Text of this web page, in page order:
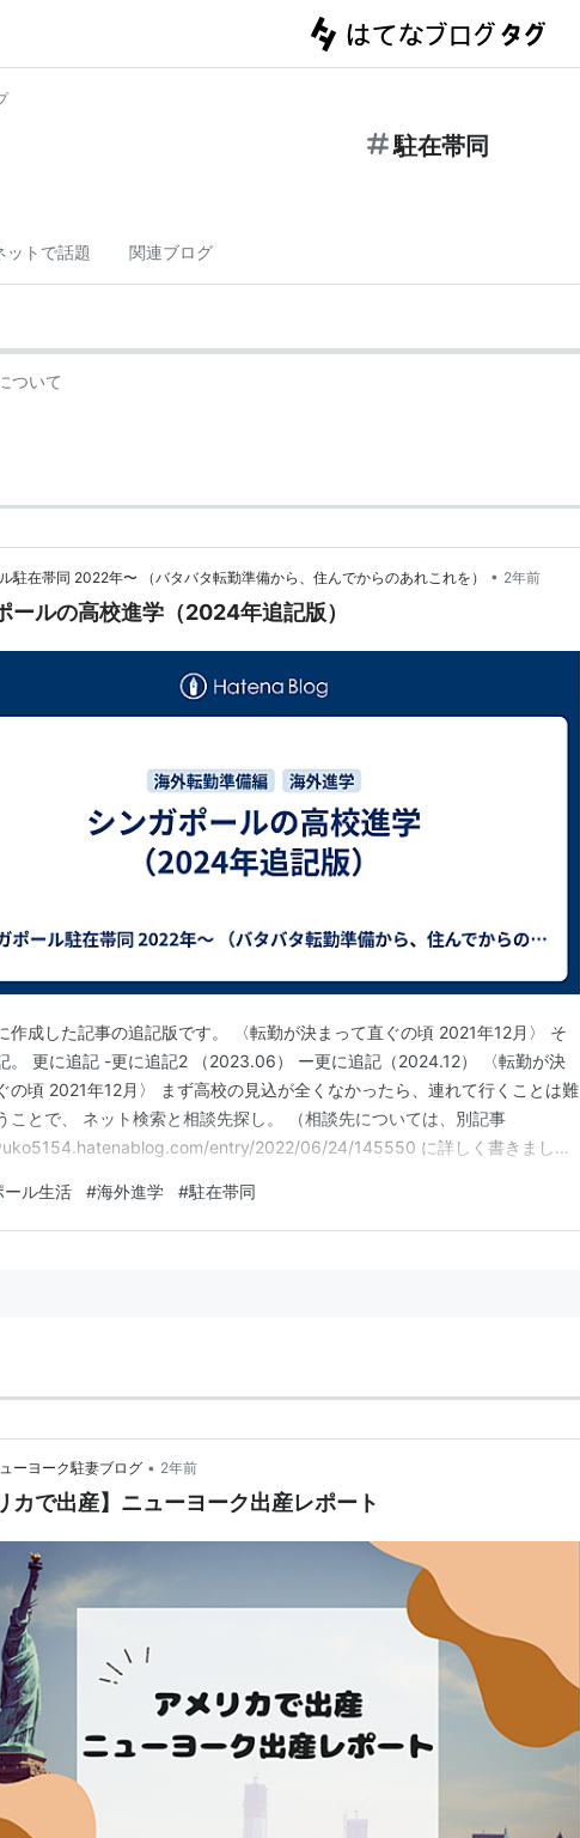
駐在帯同
ットで話題 関連ブログ
ついて
駐在帯同 2022年〜 （バタバタ転勤準備から、住んでからのあれこれを） • 2年前
ールの高校進学（2024年追記版）
作成した記事の追記版です。 〈転勤が決まって直ぐの頃 2021年12月〉 そ
。 更に追記 -更に追記2 （2023.06） ー更に追記（2024.12） 〈転勤が決
の頃 2021年12月〉 まず高校の見込が全くなかったら、連れて行くことは難
ことで、 ネット検索と相談先探し。 （相談先については、別記事
entry/2022/06/24/145550 に詳しく書きまし
第2回の試験日に願書が間に合…
ール生活 #海外進学 #駐在帯同
ーヨーク駐妻ブログ • 2年前
カで出産】ニューヨーク出産レポート